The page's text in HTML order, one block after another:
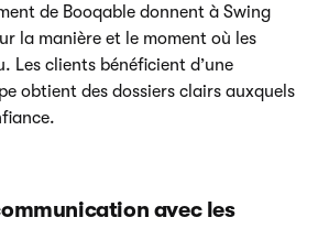
de Booqable donnent à Swing
la manière et le moment où les
Les clients bénéficient d’une
obtient des dossiers clairs auxquels
avec les